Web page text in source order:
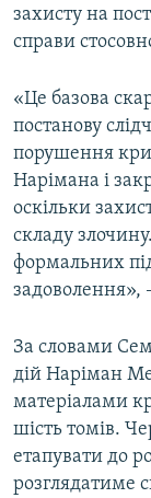
захисту на
справи
«Це базова
постанову
порушення
Нарімана і
оскільки
складу
формальних
задоволення»,
За словами
дій Наріман
матеріалами
шість томів.
етапувати до
розглядатиме